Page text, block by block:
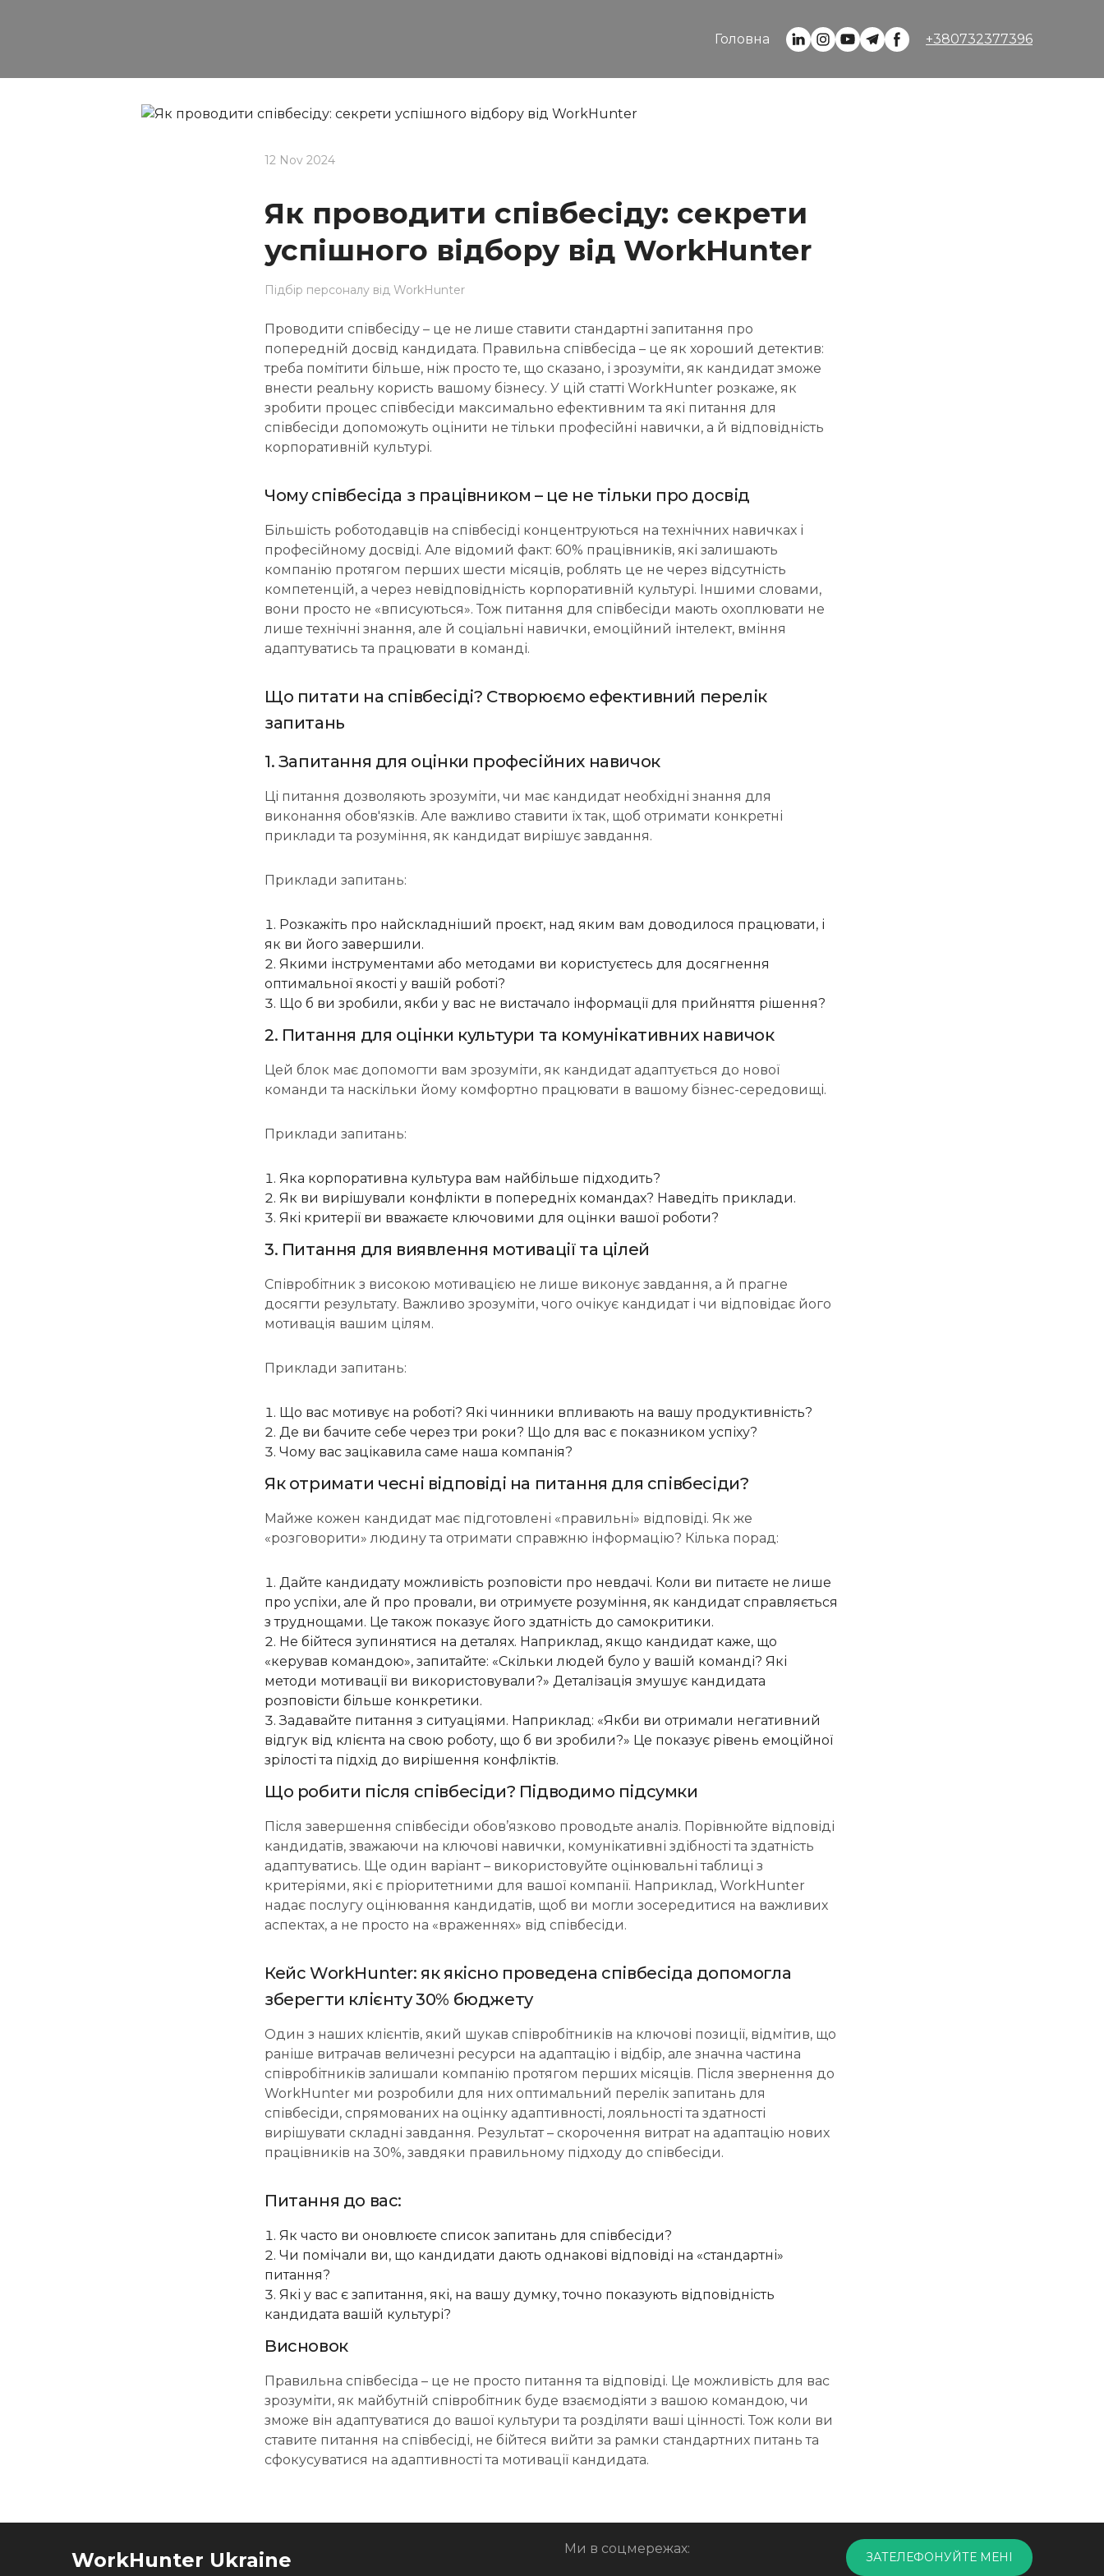
Головна +380732377396
12 Nov 2024
Як проводити співбесіду: секрети
успішного відбору від WorkHunter
Підбір персоналу від WorkHunter
Проводити співбесіду – це не лише ставити стандартні запитання про
попередній досвід кандидата. Правильна співбесіда – це як хороший детектив:
треба помітити більше, ніж просто те, що сказано, і зрозуміти, як кандидат зможе
внести реальну користь вашому бізнесу. У цій статті WorkHunter розкаже, як
зробити процес співбесіди максимально ефективним та які питання для
співбесіди допоможуть оцінити не тільки професійні навички, а й відповідність
корпоративній культурі.
Чому співбесіда з працівником – це не тільки про досвід
Більшість роботодавців на співбесіді концентруються на технічних навичках і
професійному досвіді. Але відомий факт: 60% працівників, які залишають
компанію протягом перших шести місяців, роблять це не через відсутність
компетенцій, а через невідповідність корпоративній культурі. Іншими словами,
вони просто не «вписуються». Тож питання для співбесіди мають охоплювати не
лише технічні знання, але й соціальні навички, емоційний інтелект, вміння
адаптуватись та працювати в команді.
Що питати на співбесіді? Створюємо ефективний перелік
запитань
1. Запитання для оцінки професійних навичок
Ці питання дозволяють зрозуміти, чи має кандидат необхідні знання для
виконання обов'язків. Але важливо ставити їх так, щоб отримати конкретні
приклади та розуміння, як кандидат вирішує завдання.
Приклади запитань:
Розкажіть про найскладніший проєкт, над яким вам доводилося працювати, і
як ви його завершили.
Якими інструментами або методами ви користуєтесь для досягнення
оптимальної якості у вашій роботі?
Що б ви зробили, якби у вас не вистачало інформації для прийняття рішення?
2. Питання для оцінки культури та комунікативних навичок
Цей блок має допомогти вам зрозуміти, як кандидат адаптується до нової
команди та наскільки йому комфортно працювати в вашому бізнес-середовищі.
Приклади запитань:
Яка корпоративна культура вам найбільше підходить?
Як ви вирішували конфлікти в попередніх командах? Наведіть приклади.
Які критерії ви вважаєте ключовими для оцінки вашої роботи?
3. Питання для виявлення мотивації та цілей
Співробітник з високою мотивацією не лише виконує завдання, а й прагне
досягти результату. Важливо зрозуміти, чого очікує кандидат і чи відповідає його
мотивація вашим цілям.
Приклади запитань:
Що вас мотивує на роботі? Які чинники впливають на вашу продуктивність?
Де ви бачите себе через три роки? Що для вас є показником успіху?
Чому вас зацікавила саме наша компанія?
Як отримати чесні відповіді на питання для співбесіди?
Майже кожен кандидат має підготовлені «правильні» відповіді. Як же
«розговорити» людину та отримати справжню інформацію? Кілька порад:
Дайте кандидату можливість розповісти про невдачі. Коли ви питаєте не лише
про успіхи, але й про провали, ви отримуєте розуміння, як кандидат справляється
з труднощами. Це також показує його здатність до самокритики.
Не бійтеся зупинятися на деталях. Наприклад, якщо кандидат каже, що
«керував командою», запитайте: «Скільки людей було у вашій команді? Які
методи мотивації ви використовували?» Деталізація змушує кандидата
розповісти більше конкретики.
Задавайте питання з ситуаціями. Наприклад: «Якби ви отримали негативний
відгук від клієнта на свою роботу, що б ви зробили?» Це показує рівень емоційної
зрілості та підхід до вирішення конфліктів.
Що робити після співбесіди? Підводимо підсумки
Після завершення співбесіди обов’язково проводьте аналіз. Порівнюйте відповіді
кандидатів, зважаючи на ключові навички, комунікативні здібності та здатність
адаптуватись. Ще один варіант – використовуйте оцінювальні таблиці з
критеріями, які є пріоритетними для вашої компанії. Наприклад, WorkHunter
надає послугу оцінювання кандидатів, щоб ви могли зосередитися на важливих
аспектах, а не просто на «враженнях» від співбесіди.
Кейс WorkHunter: як якісно проведена співбесіда допомогла
зберегти клієнту 30% бюджету
Один з наших клієнтів, який шукав співробітників на ключові позиції, відмітив, що
раніше витрачав величезні ресурси на адаптацію і відбір, але значна частина
співробітників залишали компанію протягом перших місяців. Після звернення до
WorkHunter ми розробили для них оптимальний перелік запитань для
співбесіди, спрямованих на оцінку адаптивності, лояльності та здатності
вирішувати складні завдання. Результат – скорочення витрат на адаптацію нових
працівників на 30%, завдяки правильному підходу до співбесіди.
Питання до вас:
Як часто ви оновлюєте список запитань для співбесіди?
Чи помічали ви, що кандидати дають однакові відповіді на «стандартні»
питання?
Які у вас є запитання, які, на вашу думку, точно показують відповідність
кандидата вашій культурі?
Висновок
Правильна співбесіда – це не просто питання та відповіді. Це можливість для вас
зрозуміти, як майбутній співробітник буде взаємодіяти з вашою командою, чи
зможе він адаптуватися до вашої культури та розділяти ваші цінності. Тож коли ви
ставите питання на співбесіді, не бійтеся вийти за рамки стандартних питань та
сфокусуватися на адаптивності та мотивації кандидата.
WorkHunter Ukraine Ми в соцмережах:
ЗАТЕЛЕФОНУЙТЕ МЕНІ